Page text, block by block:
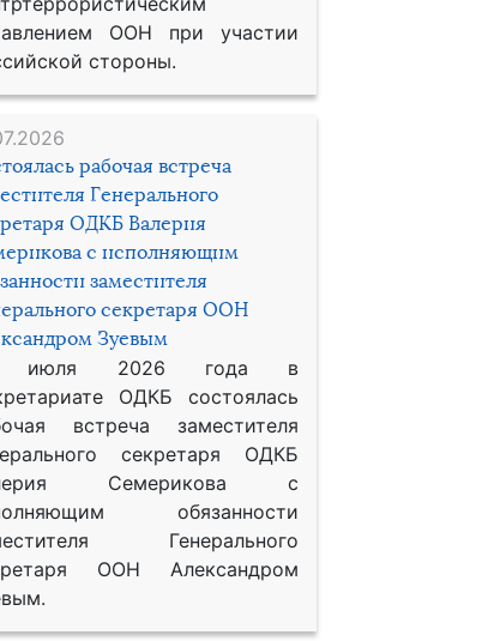
ООН при участии
стороны.
рабочая встреча
Генерального
ОДКБ Валерия
с исполняющим
заместителя
секретаря ООН
Зуевым
июля 2026 года в
ОДКБ состоялась
встреча заместителя
секретаря ОДКБ
Семерикова с
обязанности
Генерального
ООН Александром